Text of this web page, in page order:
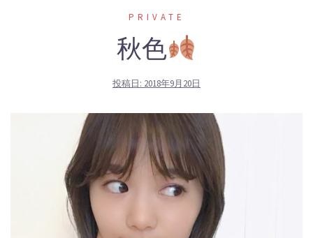
PRIVATE
秋色
投稿日: 2018年9月20日